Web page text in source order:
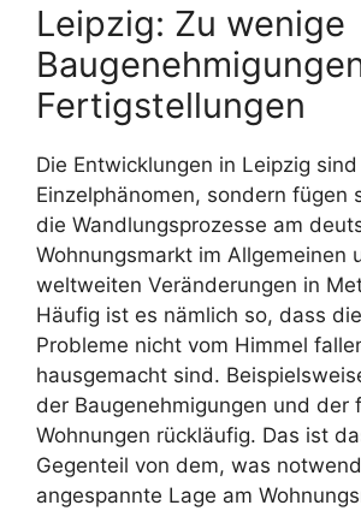
Leipzig: Zu wenige
Fertigstellungen
Die Entwicklungen in Leipzig
Einzelphänomen, sondern fügen
die Wandlungsprozesse am
Wohnungsmarkt im Allgemeinen
weltweiten Veränderungen in
Häufig ist es nämlich so, dass
Probleme nicht vom Himmel
hausgemacht sind.
der Baugenehmigungen und der
Wohnungen rückläufig. Das ist
Gegenteil von dem, was
angespannte Lage am